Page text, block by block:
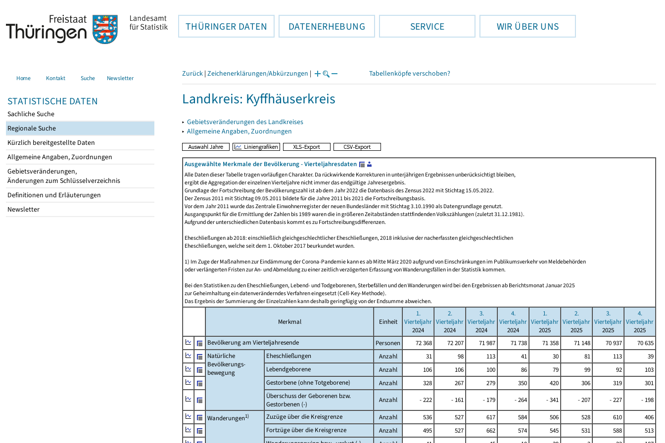
THÜRINGER DATEN DATENERHEBUNG SERVICE WIR ÜBER UNS
Home Kontakt Suche Newsletter
STATISTISCHE DATEN
Sachliche Suche
Regionale Suche
Kürzlich bereitgestellte Daten
Allgemeine Angaben, Zuordnungen
Gebietsveränderungen,
Änderungen zum Schlüsselverzeichnis
Definitionen und Erläuterungen
Newsletter
Zurück | Zeichenerklärungen/Abkürzungen | Tabellenköpfe verschoben?
Landkreis: Kyffhäuserkreis
▸ Gebietsveränderungen des Landkreises
▸ Allgemeine Angaben, Zuordnungen
Ausgewählte Merkmale der Bevölkerung - Vierteljahresdaten
Alle Daten dieser Tabelle tragen vorläufigen Charakter. Da rückwirkende Korrekturen in unterjährigen Ergebnissen unberücksichtigt bleiben,
ergibt die Aggregation der einzelnen Vierteljahre nicht immer das endgültige Jahresergebnis.
Grundlage der Fortschreibung der Bevölkerungszahl ist ab dem Jahr 2022 die Datenbasis des Zensus 2022 mit Stichtag 15.05.2022.
Der Zensus 2011 mit Stichtag 09.05.2011 bildete für die Jahre 2011 bis 2021 die Fortschreibungsbasis.
Vor dem Jahr 2011 wurde das Zentrale Einwohnerregister der neuen Bundesländer mit Stichtag 3.10.1990 als Datengrundlage genutzt.
Ausgangspunkt für die Ermittlung der Zahlen bis 1989 waren die in größeren Zeitabständen stattfindenden Volkszählungen (zuletzt 31.12.1981).
Aufgrund der unterschiedlichen Datenbasis kommt es zu Fortschreibungsdifferenzen.
Eheschließungen ab 2018: einschließlich gleichgeschlechtlicher Eheschließungen, 2018 inklusive der nacherfassten gleichgeschlechtlichen
Eheschließungen, welche seit dem 1. Oktober 2017 beurkundet wurden.
1) Im Zuge der Maßnahmen zur Eindämmung der Corona-Pandemie kann es ab Mitte März 2020 aufgrund von Einschränkungen im Publikumsverkehr von Meldebehörden
oder verlängerten Fristen zur An- und Abmeldung zu einer zeitlich verzögerten Erfassung von Wanderungsfällen in der Statistik kommen.
Bei den Statistiken zu den Eheschließungen, Lebend- und Todgeborenen, Sterbefällen und den Wanderungen wird bei den Ergebnissen ab Berichtsmonat Januar 2025
zur Geheimhaltung ein datenveränderndes Verfahren eingesetzt (Cell-Key-Methode).
Das Ergebnis der Summierung der Einzelzahlen kann deshalb geringfügig von der Endsumme abweichen.
Merkmal Einheit
1.
Vierteljahr
2024
2.
Vierteljahr
2024
3.
Vierteljahr
2024
4.
Vierteljahr
2024
1.
Vierteljahr
2025
2.
Vierteljahr
2025
3.
Vierteljahr
2025
4.
Vierteljahr
2025
Bevölkerung am Vierteljahresende
Personen 72 368 72 207 71 987 71 738 71 358 71 148 70 937
70 635
Natürliche
Bevölkerungs-
bewegung
Eheschließungen Anzahl 31 98 113 41 30 81 113
39
Lebendgeborene
Anzahl 106 106 100 86 79 99 92
103
Gestorbene (ohne Totgeborene)
Anzahl 328 267 279 350 420 306 319
301
Überschuss der Geborenen bzw.
Gestorbenen (-)
Anzahl - 222 - 161 - 179 - 264 - 341 - 207 - 227 - 198
Wanderungen1) Zuzüge über die Kreisgrenze Anzahl 536 527 617 584 506 528 610
406
Fortzüge über die Kreisgrenze
Anzahl 495 527 662 574 545 531 588
513